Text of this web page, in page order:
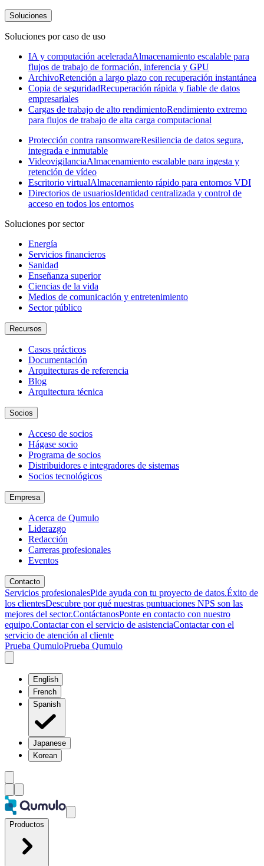
Soluciones
Soluciones por caso de uso
IA y computación aceleradaAlmacenamiento escalable para
flujos de trabajo de formación, inferencia y GPU
ArchivoRetención a largo plazo con recuperación instantánea
Copia de seguridadRecuperación rápida y fiable de datos
empresariales
Cargas de trabajo de alto rendimientoRendimiento extremo
para flujos de trabajo de alta carga computacional
Protección contra ransomwareResiliencia de datos segura,
integrada e inmutable
VideovigilanciaAlmacenamiento escalable para ingesta y
retención de vídeo
Escritorio virtualAlmacenamiento rápido para entornos VDI
Directorios de usuariosIdentidad centralizada y control de
acceso en todos los entornos
Soluciones por sector
Energía
Servicios financieros
Sanidad
Enseñanza superior
Ciencias de la vida
Medios de comunicación y entretenimiento
Sector público
Recursos
Casos prácticos
Documentación
Arquitecturas de referencia
Blog
Arquitectura técnica
Socios
Acceso de socios
Hágase socio
Programa de socios
Distribuidores e integradores de sistemas
Socios tecnológicos
Empresa
Acerca de Qumulo
Liderazgo
Redacción
Carreras profesionales
Eventos
Contacto
Servicios profesionalesPide ayuda con tu proyecto de datos.Éxito de
los clientesDescubre por qué nuestras puntuaciones NPS son las
mejores del sector.ContáctanosPonte en contacto con nuestro
equipo.Contactar con el servicio de asistenciaContactar con el
servicio de atención al cliente
Prueba QumuloPrueba Qumulo
English
French
Spanish
Japanese
Korean
Productos